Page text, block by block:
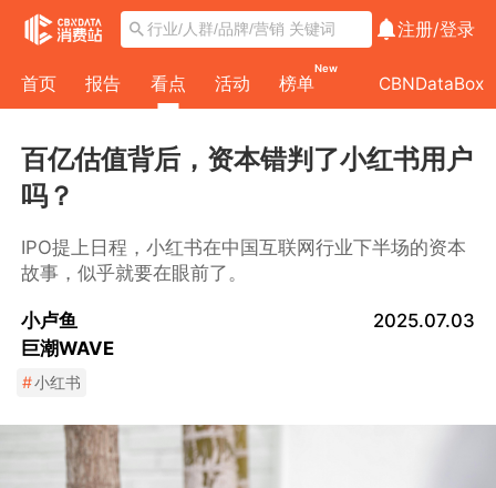
注册/登录
首页 报告 看点 活动 榜单
New
CBNDataBox
百亿估值背后，资本错判了小红书用户
吗？
IPO提上日程，小红书在中国互联网行业下半场的资本
故事，似乎就要在眼前了。
小卢鱼
巨潮WAVE
2025.07.03
#小红书